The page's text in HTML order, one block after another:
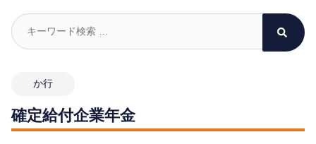
か行
確定給付企業年金